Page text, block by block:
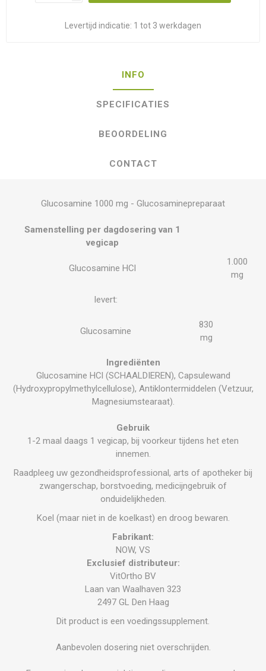
Levertijd indicatie: 1 tot 3 werkdagen
INFO
SPECIFICATIES
BEOORDELING
CONTACT
Glucosamine 1000 mg - Glucosaminepreparaat
Samenstelling per dagdosering van 1
vegicap
Glucosamine HCl
1.000
mg
levert:
Glucosamine
830
mg
Ingrediënten
Glucosamine HCl (SCHAALDIEREN), Capsulewand
(Hydroxypropylmethylcellulose), Antiklontermiddelen (Vetzuur,
Magnesiumstearaat).
Gebruik
1-2 maal daags 1 vegicap, bij voorkeur tijdens het eten
innemen.
Raadpleeg uw gezondheidsprofessional, arts of apotheker bij
zwangerschap, borstvoeding, medicijngebruik of
onduidelijkheden.
Koel (maar niet in de koelkast) en droog bewaren.
Fabrikant:
NOW, VS
Exclusief distributeur:
VitOrtho BV
Laan van Waalhaven 323
2497 GL Den Haag
Dit product is een voedingssupplement.
Aanbevolen dosering niet overschrijden.